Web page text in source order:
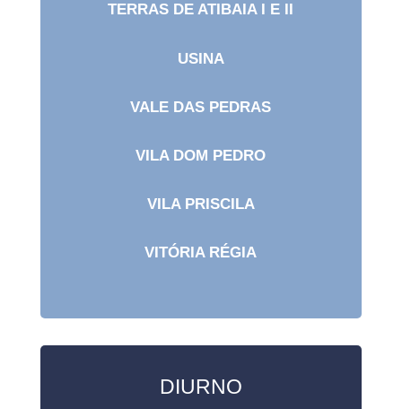
TERRAS DE ATIBAIA I E II
USINA
VALE DAS PEDRAS
VILA DOM PEDRO
VILA PRISCILA
VITÓRIA RÉGIA
DIURNO